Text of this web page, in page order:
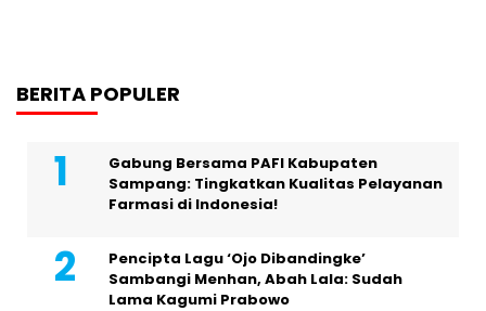
BERITA POPULER
Gabung Bersama PAFI Kabupaten
Sampang: Tingkatkan Kualitas Pelayanan
Farmasi di Indonesia!
Pencipta Lagu ‘Ojo Dibandingke’
Sambangi Menhan, Abah Lala: Sudah
Lama Kagumi Prabowo